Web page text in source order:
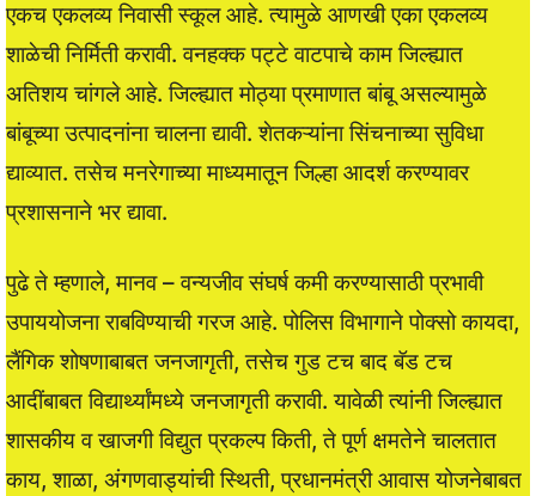
एकच एकलव्य निवासी स्कूल आहे. त्यामुळे आणखी एका एकलव्य
शाळेची निर्मिती करावी. वनहक्क पट्टे वाटपाचे काम जिल्ह्यात
अतिशय चांगले आहे. जिल्ह्यात मोठ्या प्रमाणात बांबू असल्यामुळे
बांबूच्या उत्पादनांना चालना द्यावी. शेतकऱ्यांना सिंचनाच्या सुविधा
द्याव्यात. तसेच मनरेगाच्या माध्यमातून जिल्हा आदर्श करण्यावर
प्रशासनाने भर द्यावा.
पुढे ते म्हणाले, मानव – वन्यजीव संघर्ष कमी करण्यासाठी प्रभावी
उपाययोजना राबविण्याची गरज आहे. पोलिस विभागाने पोक्सो कायदा,
लैंगिक शोषणाबाबत जनजागृती, तसेच गुड टच बाद बॅड टच
आदींबाबत विद्यार्थ्यांमध्ये जनजागृती करावी. यावेळी त्यांनी जिल्ह्यात
शासकीय व खाजगी विद्युत प्रकल्प किती, ते पूर्ण क्षमतेने चालतात
काय, शाळा, अंगणवाड्यांची स्थिती, प्रधानमंत्री आवास योजनेबाबत